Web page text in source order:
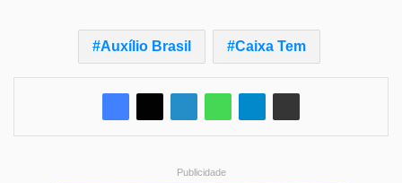
Auxílio Brasil Caixa Tem
Publicidade